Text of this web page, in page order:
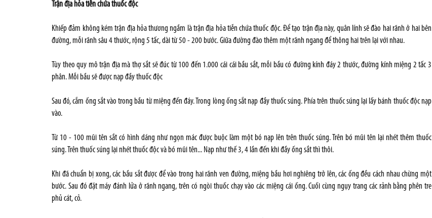
Trận địa hỏa tiễn chứa thuốc độc
Khiếp đảm không kém trận địa hỏa thương ngầm là trận địa hỏa tiễn chứa thuốc độc. Để tạo trận địa này, quân lính sẽ đào hai rãnh ở hai bên
đường, mỗi rãnh sâu 4 thước, rộng 5 tấc, dài từ 50 - 200 bước. Giữa đường đào thêm một rãnh ngang để thông hai trên lại với nhau.
Tùy theo quy mô trận địa mà thợ sắt sẽ đúc từ 100 đến 1.000 cái cái bầu sắt, mỗi bầu có đường kính đáy 2 thước, đường kính miệng 2 tấc 3
phân. Mỗi bầu sẽ được nạp đầy thuốc độc
Sau đó, cắm ống sắt vào trong bầu từ miệng đến đáy. Trong lòng ống sắt nạp đầy thuốc súng. Phía trên thuốc súng lại lấy bánh thuốc độc nạp
vào.
Từ 10 - 100 mũi tên sắt có hình dáng như ngọn mác được buộc làm một bó nạp lên trên thuốc súng. Trên bó mũi tên lại nhét thêm thuốc
súng. Trên thuốc súng lại nhét thuốc độc và bó mũi tên... Nạp như thế 3, 4 lần đến khi đầy ống sắt thì thôi.
Khi đã chuẩn bị xong, các bầu sắt được để vào trong hai rãnh ven đường, miệng bầu hơi nghiêng trở lên, các ống đều cách nhau chừng một
bước. Sau đó đặt máy đánh lửa ở rãnh ngang, trên có ngòi thuốc chạy vào các miệng cái ống. Cuối cùng ngụy trang các rảnh bằng phên tre
phủ cát, cỏ.